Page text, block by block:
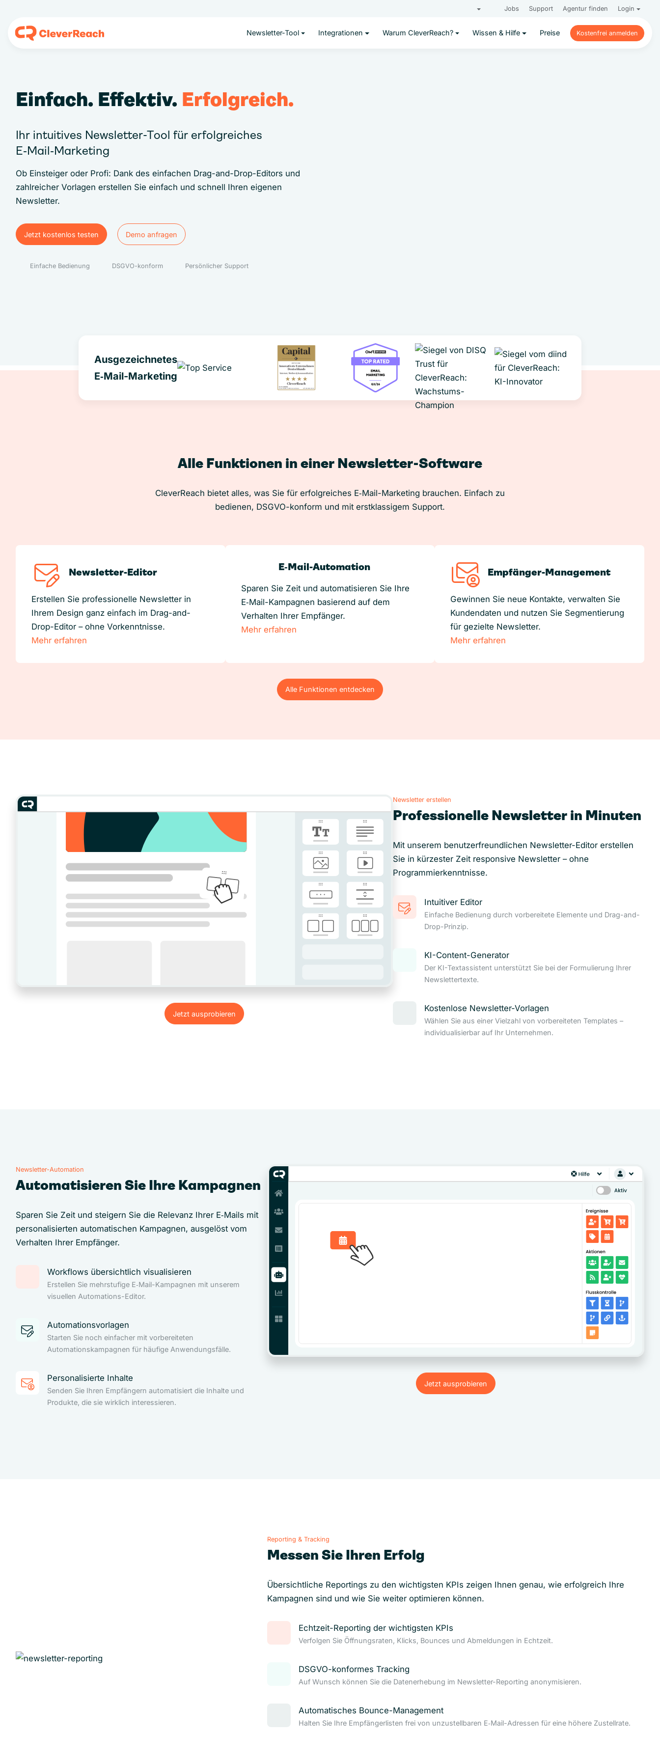
Jobs Support Agentur finden Login
Newsletter-Tool Integrationen Warum CleverReach? Wissen & Hilfe Preise
Kostenfrei anmelden
Kostenfrei anmelden
Einfach. Effektiv. Erfolgreich.
Ihr intuitives Newsletter-Tool für erfolgreiches
E‑Mail‑Marketing
Ob Einsteiger oder Profi: Dank des einfachen Drag-and-Drop-Editors und
zahlreicher Vorlagen erstellen Sie einfach und schnell Ihren eigenen
Newsletter.
Jetzt kostenlos testen
Jetzt kostenlos testen
Demo anfragen
Demo anfragen
Einfache Bedienung DSGVO-konform Persönlicher Support
Ausgezeichnetes
E‑Mail-Marketing
Alle Funktionen in einer Newsletter-Software
CleverReach bietet alles, was Sie für erfolgreiches E‑Mail-Marketing brauchen. Einfach zu
bedienen, DSGVO-konform und mit erstklassigem Support.
Newsletter-Editor
Erstellen Sie professionelle Newsletter in
Ihrem Design ganz einfach im Drag-and-
Drop-Editor – ohne Vorkenntnisse.
Mehr erfahren
E‑Mail-Automation
Sparen Sie Zeit und automatisieren Sie Ihre
E‑Mail-Kampagnen basierend auf dem
Verhalten Ihrer Empfänger.
Mehr erfahren
Empfänger-Management
Gewinnen Sie neue Kontakte, verwalten Sie
Kundendaten und nutzen Sie Segmentierung
für gezielte Newsletter.
Mehr erfahren
Alle Funktionen entdecken
Alle Funktionen entdecken
Jetzt ausprobieren
Jetzt ausprobieren
Newsletter erstellen
Professionelle Newsletter in Minuten
Mit unserem benutzerfreundlichen Newsletter-Editor erstellen
Sie in kürzester Zeit responsive Newsletter – ohne
Programmierkenntnisse.
Intuitiver Editor
Einfache Bedienung durch vorbereitete Elemente und Drag-and-
Drop-Prinzip.
KI-Content-Generator
Der KI-Textassistent unterstützt Sie bei der Formulierung Ihrer
Newslettertexte.
Kostenlose Newsletter-Vorlagen
Wählen Sie aus einer Vielzahl von vorbereiteten Templates –
individualisierbar auf Ihr Unternehmen.
Newsletter-Automation
Automatisieren Sie Ihre Kampagnen
Sparen Sie Zeit und steigern Sie die Relevanz Ihrer E‑Mails mit
personalisierten automatischen Kampagnen, ausgelöst vom
Verhalten Ihrer Empfänger.
Workflows übersichtlich visualisieren
Erstellen Sie mehrstufige E‑Mail-Kampagnen mit unserem
visuellen Automations-Editor.
Automationsvorlagen
Starten Sie noch einfacher mit vorbereiteten
Automationskampagnen für häufige Anwendungsfälle.
Personalisierte Inhalte
Senden Sie Ihren Empfängern automatisiert die Inhalte und
Produkte, die sie wirklich interessieren.
Jetzt ausprobieren
Jetzt ausprobieren
Reporting & Tracking
Messen Sie Ihren Erfolg
Übersichtliche Reportings zu den wichtigsten KPIs zeigen Ihnen genau, wie erfolgreich Ihre
Kampagnen sind und wie Sie weiter optimieren können.
Echtzeit-Reporting der wichtigsten KPIs
Verfolgen Sie Öffnungsraten, Klicks, Bounces und Abmeldungen in Echtzeit.
DSGVO-konformes Tracking
Auf Wunsch können Sie die Datenerhebung im Newsletter-Reporting anonymisieren.
Automatisches Bounce-Management
Halten Sie Ihre Empfängerlisten frei von unzustellbaren E‑Mail-Adressen für eine höhere Zustellrate.